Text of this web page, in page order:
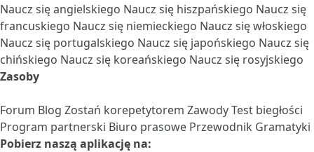
Naucz się angielskiego Naucz się hiszpańskiego Naucz się
francuskiego Naucz się niemieckiego Naucz się włoskiego
Naucz się portugalskiego Naucz się japońskiego Naucz się
chińskiego Naucz się koreańskiego Naucz się rosyjskiego
Zasoby
Forum Blog Zostań korepetytorem ZawodyTest biegłości
Program partnerski Biuro prasowe Przewodnik Gramatyki
Pobierz naszą aplikację na: